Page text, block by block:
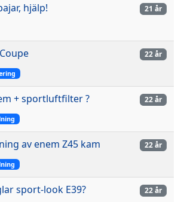
hjälp! 21 år
22 år
+ sportluftfilter ? 22 år
av enem Z45 kam 22 år
sport-look E39? 22 år